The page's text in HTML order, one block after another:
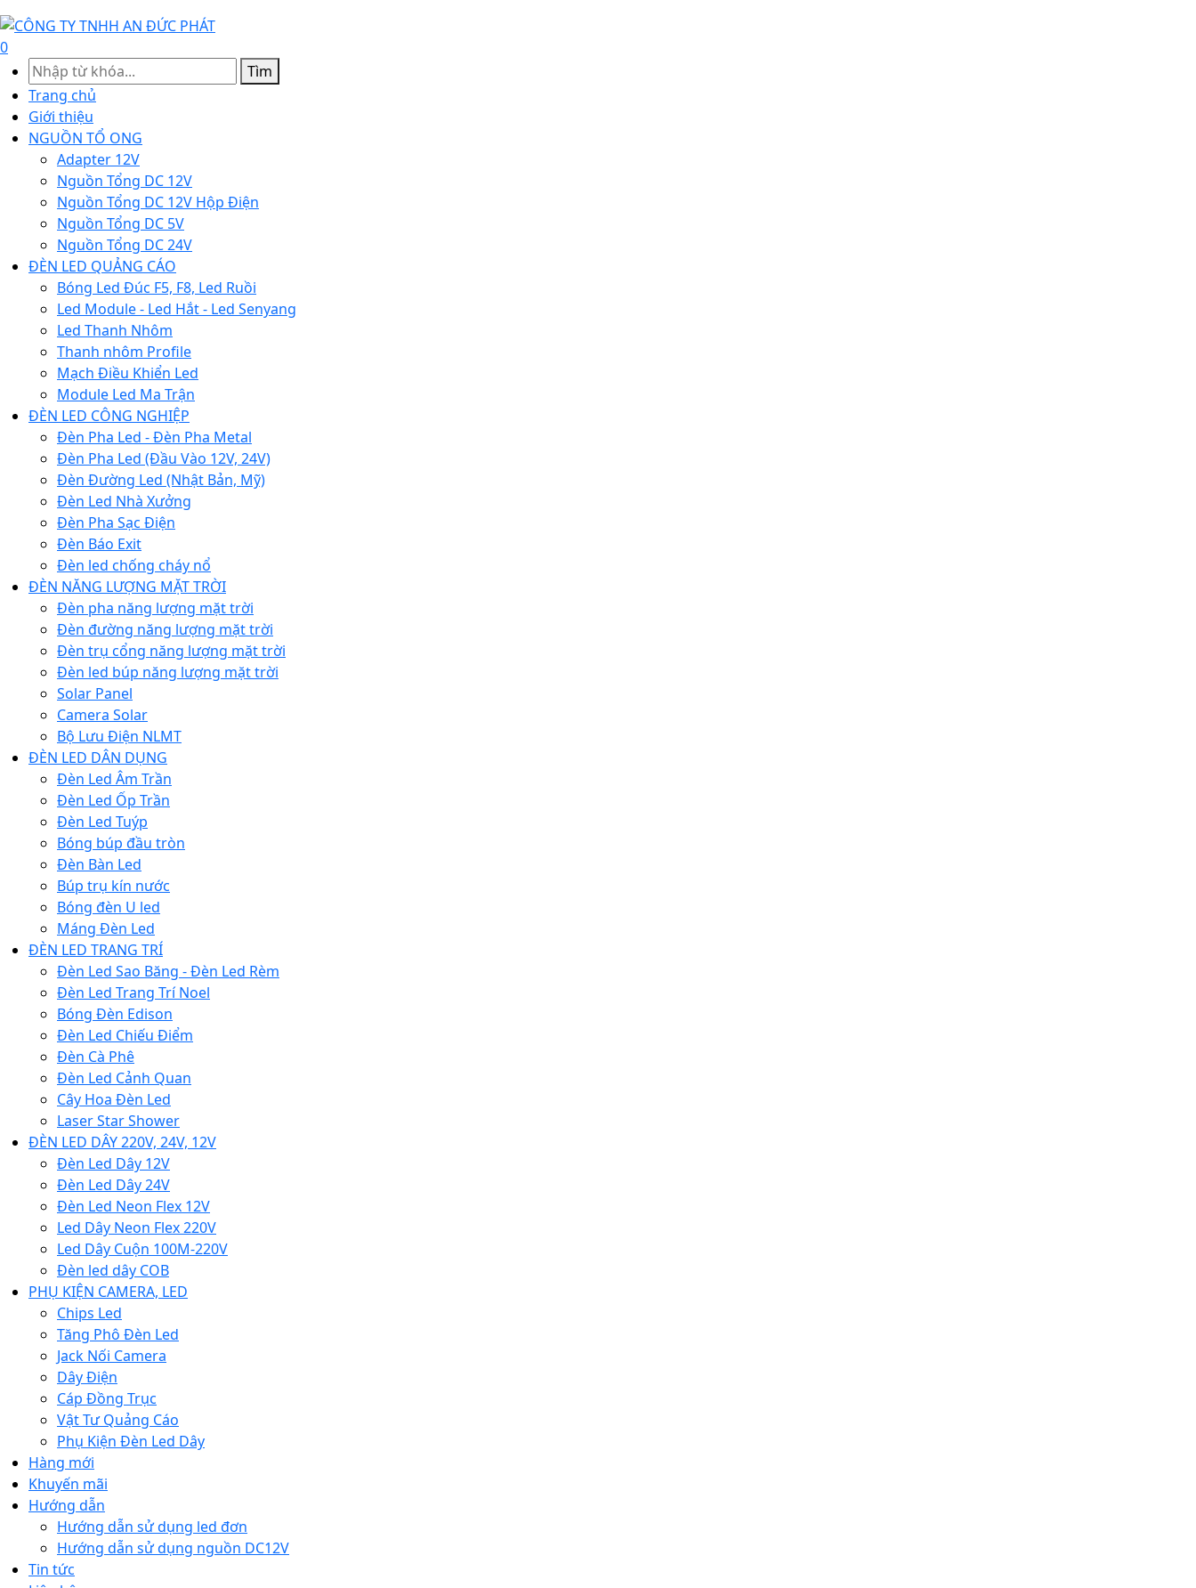
0
Tìm
Trang chủ
Giới thiệu
NGUỒN TỔ ONG
Adapter 12V
Nguồn Tổng DC 12V
Nguồn Tổng DC 12V Hộp Điện
Nguồn Tổng DC 5V
Nguồn Tổng DC 24V
ĐÈN LED QUẢNG CÁO
Bóng Led Đúc F5, F8, Led Ruồi
Led Module - Led Hắt - Led Senyang
Led Thanh Nhôm
Thanh nhôm Profile
Mạch Điều Khiển Led
Module Led Ma Trận
ĐÈN LED CÔNG NGHIỆP
Đèn Pha Led - Đèn Pha Metal
Đèn Pha Led (Đầu Vào 12V, 24V)
Đèn Đường Led (Nhật Bản, Mỹ)
Đèn Led Nhà Xưởng
Đèn Pha Sạc Điện
Đèn Báo Exit
Đèn led chống cháy nổ
ĐÈN NĂNG LƯỢNG MẶT TRỜI
Đèn pha năng lượng mặt trời
Đèn đường năng lượng mặt trời
Đèn trụ cổng năng lượng mặt trời
Đèn led búp năng lượng mặt trời
Solar Panel
Camera Solar
Bộ Lưu Điện NLMT
ĐÈN LED DÂN DỤNG
Đèn Led Âm Trần
Đèn Led Ốp Trần
Đèn Led Tuýp
Bóng búp đầu tròn
Đèn Bàn Led
Búp trụ kín nước
Bóng đèn U led
Máng Đèn Led
ĐÈN LED TRANG TRÍ
Đèn Led Sao Băng - Đèn Led Rèm
Đèn Led Trang Trí Noel
Bóng Đèn Edison
Đèn Led Chiếu Điểm
Đèn Cà Phê
Đèn Led Cảnh Quan
Cây Hoa Đèn Led
Laser Star Shower
ĐÈN LED DÂY 220V, 24V, 12V
Đèn Led Dây 12V
Đèn Led Dây 24V
Đèn Led Neon Flex 12V
Led Dây Neon Flex 220V
Led Dây Cuộn 100M-220V
Đèn led dây COB
PHỤ KIỆN CAMERA, LED
Chips Led
Tăng Phô Đèn Led
Jack Nối Camera
Dây Điện
Cáp Đồng Trục
Vật Tư Quảng Cáo
Phụ Kiện Đèn Led Dây
Hàng mới
Khuyến mãi
Hướng dẫn
Hướng dẫn sử dụng led đơn
Hướng dẫn sử dụng nguồn DC12V
Tin tức